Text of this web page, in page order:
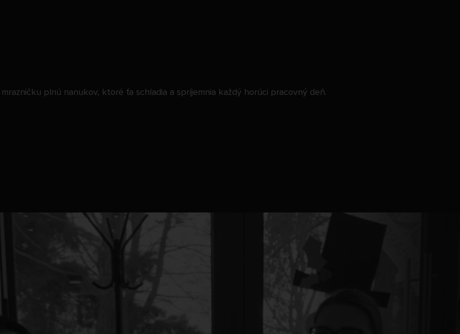
plnú nanukov, ktoré ťa schladia a spríjemnia každý horúci pracovný deň.